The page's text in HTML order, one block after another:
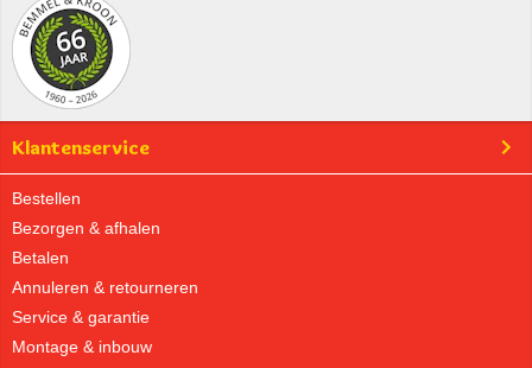
Klantenservice
Bestellen
Bezorgen & afhalen
Betalen
Annuleren & retourneren
Service & garantie
Montage & inbouw